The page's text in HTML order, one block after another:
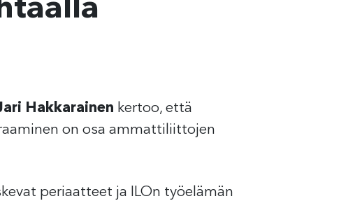
Hakkarainen kertoo, että
on osa ammattiliittojen
periaatteet ja ILOn työelämän